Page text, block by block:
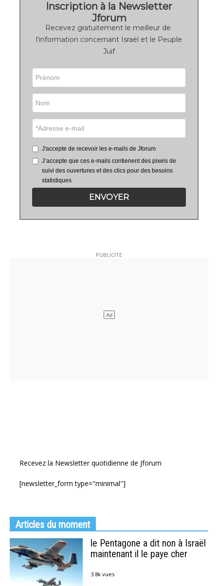
Inscription à la Newsletter
Jforum
Recevez gratuitement le meilleur de
l'information concernant Israël et le Peuple
Juif
J'accepte de recevoir les e-mails de Jforum
J’accepte que ces e-mails contienent des pixels de
suivi des ouvertures et des clics pour des besoins
statistiques
ENVOYER
Recevez la Newsletter quotidienne de Jforum
[newsletter_form type="minimal"]
Articles du moment
le Pentagone a dit non à Israël
maintenant il le paye cher
3.8k vues